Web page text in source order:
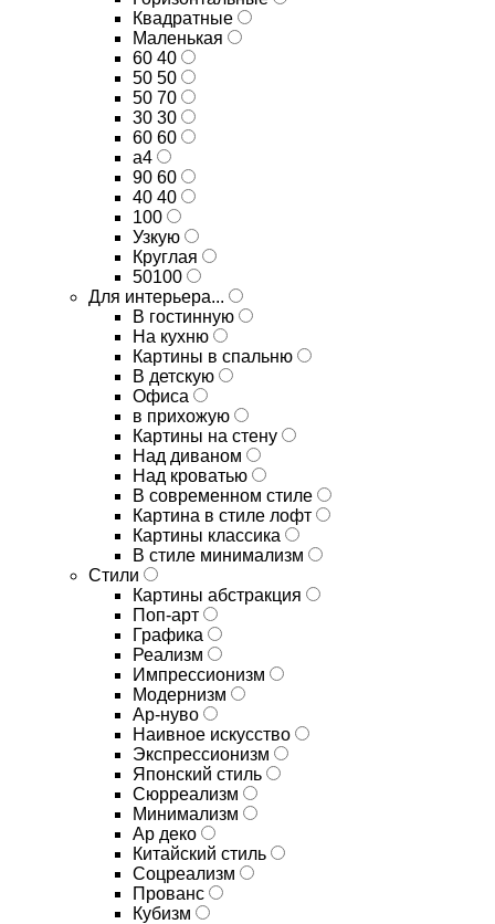
Квадратные
Маленькая
60 40
50 50
50 70
30 30
60 60
а4
90 60
40 40
100
Узкую
Круглая
50100
Для интерьера...
В гостинную
На кухню
Картины в спальню
В детскую
Офиса
в прихожую
Картины на стену
Над диваном
Над кроватью
В современном стиле
Картина в стиле лофт
Картины классика
В стиле минимализм
Стили
Картины абстракция
Поп-арт
Графика
Реализм
Импрессионизм
Модернизм
Ар-нуво
Наивное искусство
Экспрессионизм
Японский стиль
Сюрреализм
Минимализм
Ар деко
Китайский стиль
Соцреализм
Прованс
Кубизм